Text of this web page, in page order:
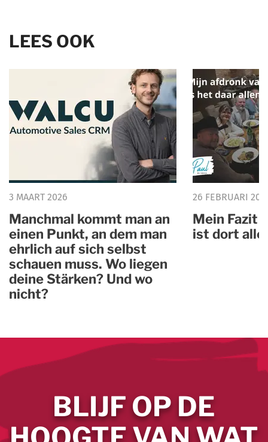
LEES OOK
3 MAART 2026
Manchmal kommt man an
einen Punkt, an dem man
ehrlich auf sich selbst
schauen muss. Wo liegen
deine Stärken? Und wo
nicht?
26 FEBRUARI
Mein Fazit
ist dort
BLIJF OP DE